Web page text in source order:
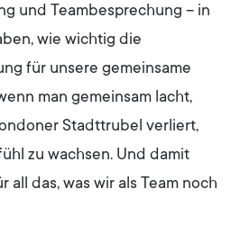
und Teambesprechung – in
wie wichtig die
für unsere gemeinsame
man gemeinsam lacht,
Stadttrubel verliert,
zu wachsen. Und damit
all das, was wir als Team noch